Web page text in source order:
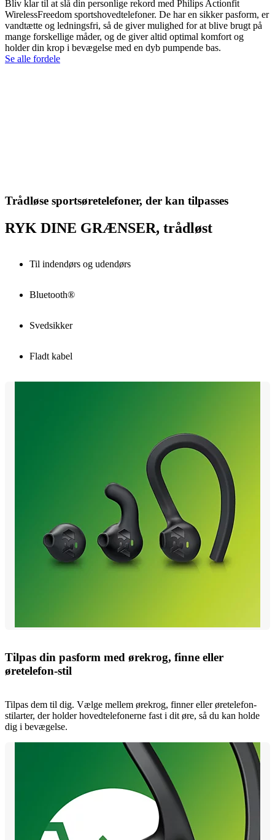
Bliv klar til at slå din personlige rekord med Philips Actionfit
WirelessFreedom sportshovedtelefoner. De har en sikker pasform, er
vandtætte og ledningsfri, så de giver mulighed for at blive brugt på
mange forskellige måder, og de giver altid optimal komfort og
holder din krop i bevægelse med en dyb pumpende bas.
Se alle fordele
Trådløse sportsøretelefoner, der kan tilpasses
RYK DINE GRÆNSER, trådløst
Til indendørs og udendørs
Bluetooth®
Svedsikker
Fladt kabel
Tilpas din pasform med ørekrog, finne eller
øretelefon-stil
Tilpas dem til dig. Vælge mellem ørekrog, finner eller øretelefon-
stilarter, der holder hovedtelefonerne fast i dit øre, så du kan holde
dig i bevægelse.